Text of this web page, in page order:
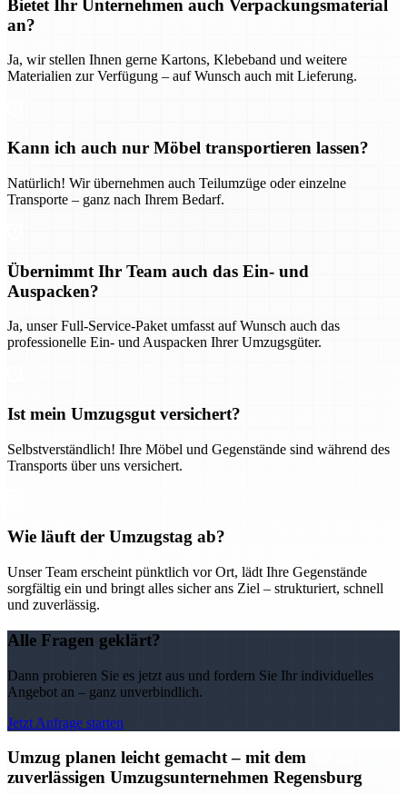
Bietet Ihr Unternehmen auch Verpackungsmaterial
an?
Ja, wir stellen Ihnen gerne Kartons, Klebeband und weitere
Materialien zur Verfügung – auf Wunsch auch mit Lieferung.
Kann ich auch nur Möbel transportieren lassen?
Natürlich! Wir übernehmen auch Teilumzüge oder einzelne
Transporte – ganz nach Ihrem Bedarf.
Übernimmt Ihr Team auch das Ein- und
Auspacken?
Ja, unser Full-Service-Paket umfasst auf Wunsch auch das
professionelle Ein- und Auspacken Ihrer Umzugsgüter.
Ist mein Umzugsgut versichert?
Selbstverständlich! Ihre Möbel und Gegenstände sind während des
Transports über uns versichert.
Wie läuft der Umzugstag ab?
Unser Team erscheint pünktlich vor Ort, lädt Ihre Gegenstände
sorgfältig ein und bringt alles sicher ans Ziel – strukturiert, schnell
und zuverlässig.
Alle Fragen geklärt?
Dann probieren Sie es jetzt aus und fordern Sie Ihr individuelles
Angebot an – ganz unverbindlich.
Jetzt Anfrage starten
Umzug planen leicht gemacht – mit dem
zuverlässigen Umzugsunternehmen Regensburg